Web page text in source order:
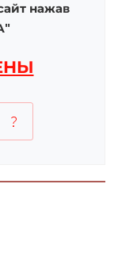
нажав